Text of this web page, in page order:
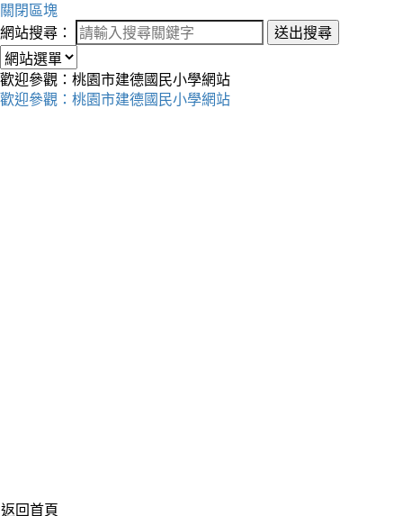
關閉區塊
網站搜尋：
送出搜尋
歡迎參觀：桃園市建德國民小學網站
歡迎參觀：桃園市建德國民小學網站
返回首頁